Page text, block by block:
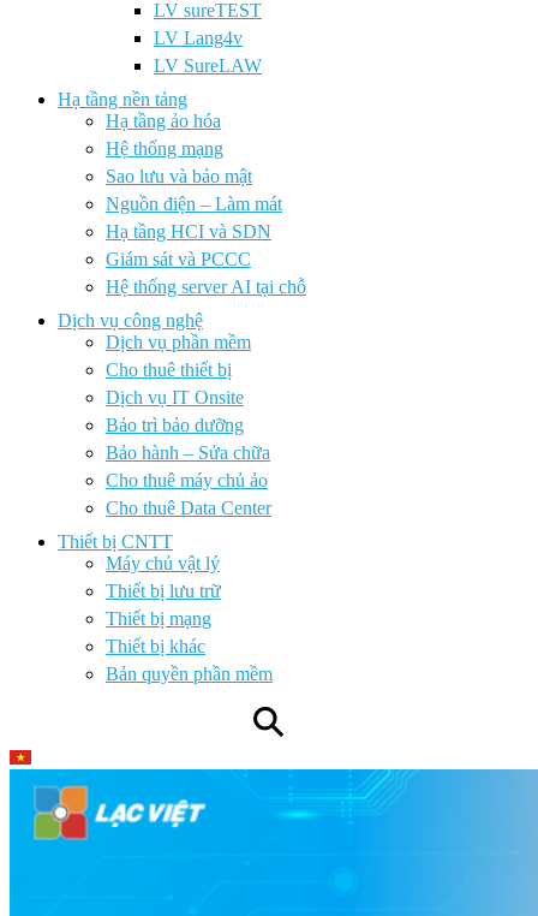
LV sureTEST
LV Lang4v
LV SureLAW
Hạ tầng nền tảng
Hạ tầng ảo hóa
Hệ thống mạng
Sao lưu và bảo mật
Nguồn điện – Làm mát
Hạ tầng HCI và SDN
Giám sát và PCCC
Hệ thống server AI tại chỗ
Dịch vụ công nghệ
Dịch vụ phần mềm
Cho thuê thiết bị
Dịch vụ IT Onsite
Bảo trì bảo dưỡng
Bảo hành – Sửa chữa
Cho thuê máy chủ ảo
Cho thuê Data Center
Thiết bị CNTT
Máy chủ vật lý
Thiết bị lưu trữ
Thiết bị mạng
Thiết bị khác
Bản quyền phần mềm
⚲